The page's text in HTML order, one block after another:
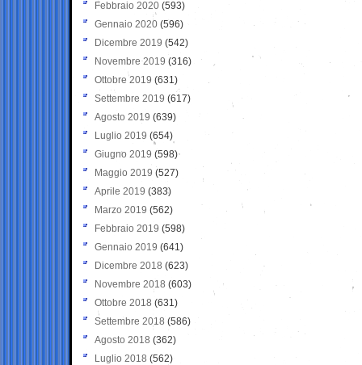
Febbraio 2020 (593)
Gennaio 2020 (596)
Dicembre 2019 (542)
Novembre 2019 (316)
Ottobre 2019 (631)
Settembre 2019 (617)
Agosto 2019 (639)
Luglio 2019 (654)
Giugno 2019 (598)
Maggio 2019 (527)
Aprile 2019 (383)
Marzo 2019 (562)
Febbraio 2019 (598)
Gennaio 2019 (641)
Dicembre 2018 (623)
Novembre 2018 (603)
Ottobre 2018 (631)
Settembre 2018 (586)
Agosto 2018 (362)
Luglio 2018 (562)